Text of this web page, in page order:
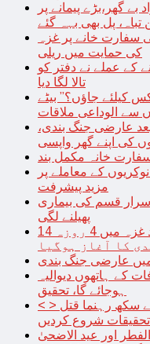
سے7 لاکھ افراد بے گھر،بڑے پیمانے پر
پل بھی بہہ گئے
سفارت خانے پر غزہ
کی حمایت میں ریلی
کے عملے نے دفتر کو
تالا لگا دیا
کیلئے جاؤں؟” بیٹے
سے الوداعی ملاقات
کے بعد عارضی جنگ بندی،
کی اپنے گھر واپسی
خانہ مکمل بند
کے معاملے پر
مزید پیشرفت
پُراسرار قسم کی بیماری
پھیلنے لگی
14 ہزار فلسطینیوں کی شہادت کے بعد غزہ میں 4 روزہ
کا آغاز ہوگیا
عارضی جنگ بندی
آفات کے ہاتھوں دیوالیہ
ہوجائے گا، تحقیق
< > مودی کیلیے نئی پریشانی؛ امریکا نے سکھ رہنما قتل
شروع کردیں
2024 میں عید الفطر اور عید الاضحیٰ